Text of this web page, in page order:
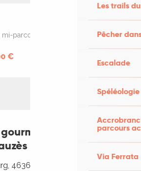
Les trails
Pêcher
Escalade
Spéléologie
parcours
Via Ferrata
parcours ou 15€ avec collation +
€
à
46360 Sénaillac-Lauzès